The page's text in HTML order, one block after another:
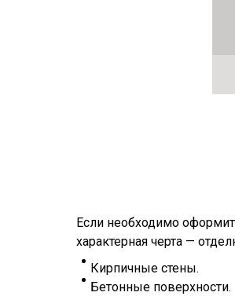
Если необходимо
характерная черта —
Кирпичные стены.
Бетонные поверхности.